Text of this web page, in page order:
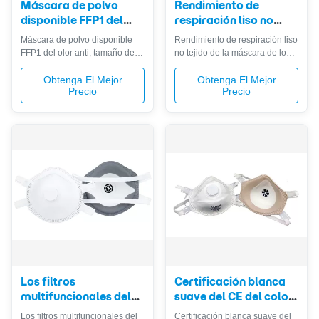
Máscara de polvo
disponible FFP1 del
olor anti, tamaño de
partículas de
Customzied de la
máscara del filtro
Máscara de polvo disponible
FFP1 del olor anti, tamaño de
partículas de Customzied de la
máscara del filtro 1 .
Descripciones AJUSTABLE: El
lazo del oído de nuestra
previniendo dejando el ...
Obtenga El Mejor
Precio
Rendimiento de
respiración liso no
tejido de la máscara
de los filtros del
respirador alto
Rendimiento de respiración liso
no tejido de la máscara de los
filtros del respirador alto 1.
Característica 2 . Certificación
Este producto se ha probado
según el estándar europeo
Obtenga El Mejor
Precio
Los filtros
multifuncionales del
respirador
Los filtros multifuncionales del
Certificación blanca
suave del CE del color
del carbono de la
Certificación blanca suave del